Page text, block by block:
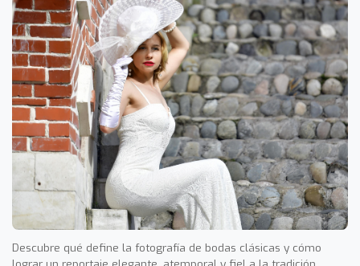
Descubre qué define la fotografía de bodas clásicas y cómo